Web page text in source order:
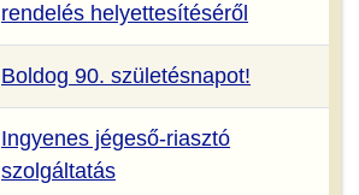
rendelés helyettesítéséről
Boldog 90. születésnapot!
Ingyenes jégeső-riasztó
szolgáltatás